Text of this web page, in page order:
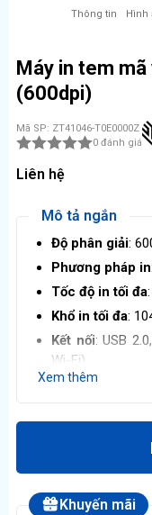
Thông tin Hình
Máy in tem
(600dpi)
Mã SP: ZT41046-T0E0000Z
0 đánh giá
Liên hệ
Mô tả ngắn
Độ phân giải:
Phương pháp in
Tốc độ in tối đa
Khổ in tối đa:
Kết nối: USB
Wi-Fi)
Kích thước
Xem thêm
Khuyến mãi